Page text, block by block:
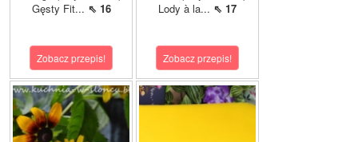
Gęsty Fit... ⇖ 16
Zobacz przepis!
Lody à la... ⇖ 17
Zobacz przepis!